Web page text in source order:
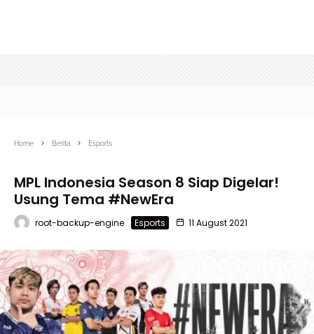
Home Berita Esports
MPL Indonesia Season 8 Siap Digelar!
Usung Tema #NewEra
root-backup-engine Esports 11 August 2021